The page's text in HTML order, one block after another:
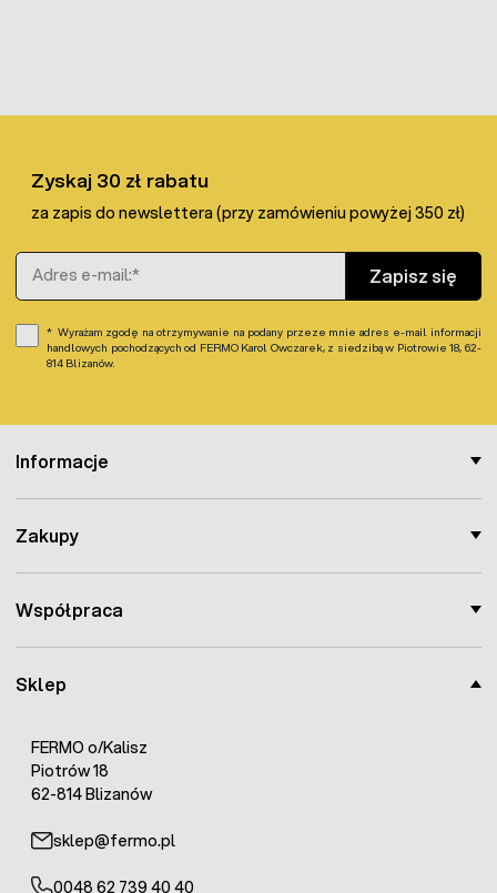
Sklep
FERMO o/Kalisz
Piotrów 18
62-814 Blizanów
sklep@fermo.pl
0048 62 739 40 40
Informacje
Zakupy
Współpraca
Zyskaj 30 zł rabatu
za zapis do newslettera (przy zamówieniu powyżej 350 zł)
Adres e-mail
Zapisz się
Wyrażam zgodę na otrzymywanie na podany przeze mnie adres e-mail informacji
handlowych pochodzących od FERMO Karol Owczarek, z siedzibą w Piotrowie 18, 62-
814 Blizanów.